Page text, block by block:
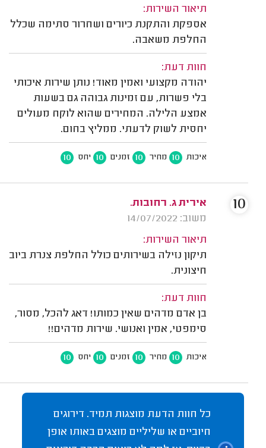
תיאור השירות:
אספקת והתקנת כיורים ושחרור סתימה שכלל
החלפת משאבה.
חוות דעת:
יהודה מקצועי ואמין מאוד! נותן שירות איכותי
בלי פשרות, עם זמינות גבוהה גם בשעות
אמצע הלילה. המחירים שהוא לוקח מעולים
יחסית לשוק לדעתי. ממליץ בחום.
איכות 10 מחיר 10 זמנים 10 יחס 10
אירית ג. רחובות.
משוב: 14/07/2022
תיאור השירות:
תיקון נזילה בשירותים כולל החלפת צנרת ביוב
חיצונית.
חוות דעת:
בן אדם מדהים שאין כמותו! דאג להכל, מסור,
סימפטי, אמין ואנושי. שירות מדהים!!
איכות 10 מחיר 10 זמנים 10 יחס 10
10
כל חוות הדעת מוצגות תמיד. דירוגים
חיוביים או שליליים מוצגים באותו אופן